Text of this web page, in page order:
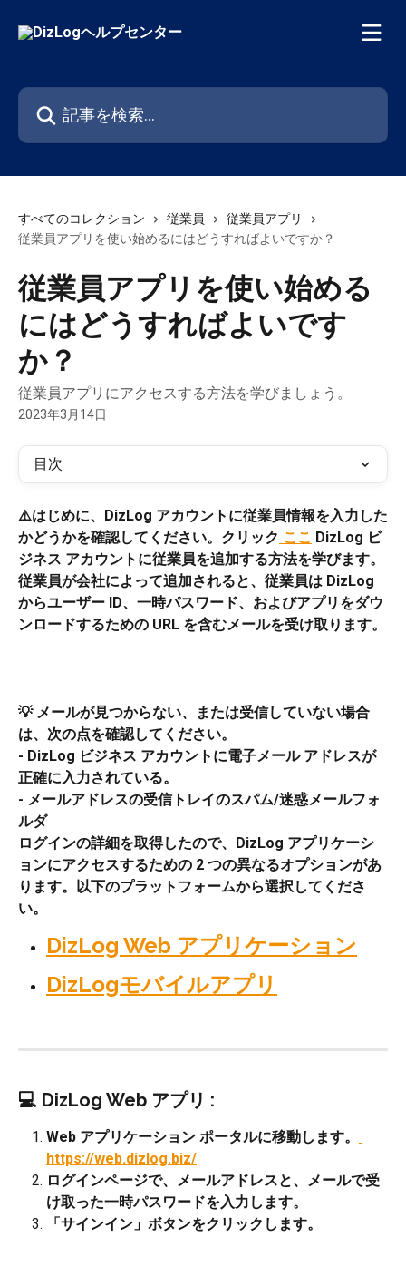
記事を検索...
すべてのコレクション 従業員
従業員アプリ
従業員アプリを使い始めるにはどうすればよいですか？
従業員アプリを使い始める
にはどうすればよいです
か？
従業員アプリにアクセスする方法を学びましょう。
2023年3月14日
目次
⚠️はじめに、DizLog アカウントに従業員情報を入力した
かどうかを確認してください。クリック ここ DizLog ビ
ジネス アカウントに従業員を追加する方法を学びます。
従業員が会社によって追加されると、従業員は DizLog
からユーザー ID、一時パスワード、およびアプリをダウ
ンロードするための URL を含むメールを受け取ります。
💡 メールが見つからない、または受信していない場合
は、次の点を確認してください。
- DizLog ビジネス アカウントに電子メール アドレスが
正確に入力されている。
- メールアドレスの受信トレイのスパム/迷惑メールフォ
ルダ
ログインの詳細を取得したので、DizLog アプリケーシ
ョンにアクセスするための 2 つの異なるオプションがあ
ります。以下のプラットフォームから選択してくださ
い。
DizLog Web アプリケーション
DizLogモバイルアプリ
💻 DizLog Web アプリ :
Web アプリケーション ポータルに移動します。
https://web.dizlog.biz/
ログインページで、メールアドレスと、メールで受
け取った一時パスワードを入力します。
「サインイン」ボタンをクリックします。